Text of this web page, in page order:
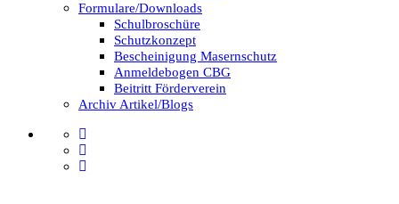
Formulare/Downloads
Schulbroschüre
Schutzkonzept
Bescheinigung Masernschutz
Anmeldebogen CBG
Beitritt Förderverein
Archiv Artikel/Blogs